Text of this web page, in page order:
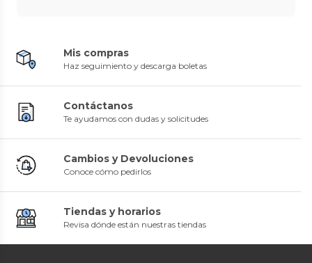
Mis compras
Haz seguimiento y descarga boletas
Contáctanos
Te ayudamos con dudas y solicitudes
Cambios y Devoluciones
Conoce cómo pedirlos
Tiendas y horarios
Revisa dónde están nuestras tiendas